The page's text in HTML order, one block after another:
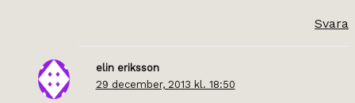
Svara
elin eriksson
29 december, 2013 kl. 18:50